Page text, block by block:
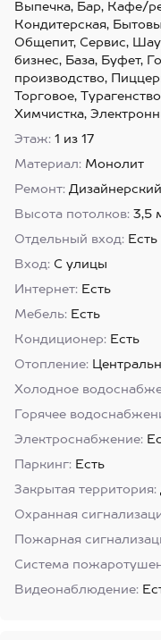
Выпечка, Бар, Кафе/
Кондитерская,
Общепит, Сервис,
бизнес, База, Буфет,
производство,
Торговое,
Химчистка,
Этаж: 1 из 17
Материал: Монолит
Ремонт: Дизайнерский
Высота потолков: 3,5
Отдельный вход: Есть
Вход: С улицы
Интернет: Есть
Мебель: Есть
Кондиционер: Есть
Отопление:
Холодное
Горячее
Электроснабжение:
Паркинг: Есть
Закрытая территория:
Охранная
Пожарная
Система
Видеонаблюдение: